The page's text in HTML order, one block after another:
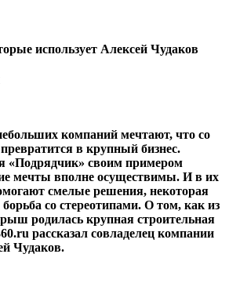
использует Алексей Чудаков
компаний мечтают, что со
в крупный бизнес.
«Подрядчик» своим примером
мечты вполне осуществимы. И в их
смелые решения, некоторая
со стереотипами. О том, как из
родилась крупная строительная
рассказал совладелец компании
Чудаков.